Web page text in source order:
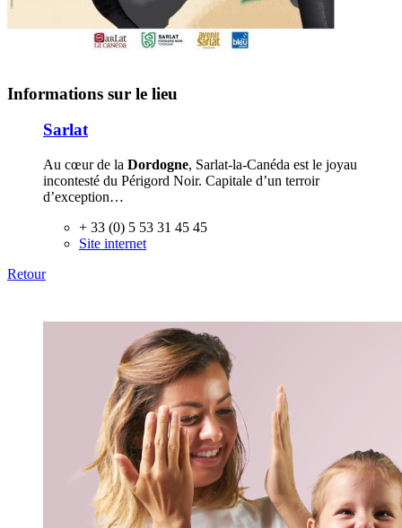
Informations sur le lieu
Sarlat
Au cœur de la Dordogne, Sarlat-la-Canéda est le joyau
incontesté du Périgord Noir. Capitale d’un terroir
d’exception…
+ 33 (0) 5 53 31 45 45
Site internet
Retour